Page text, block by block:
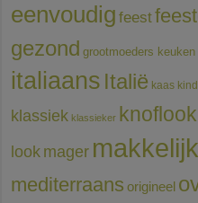
eenvoudig feest
gezond grootmoeders keuken
italiaans Italië kaas
klassiek klassieker knoflook
look mager makkelijk
mediterraans origineel